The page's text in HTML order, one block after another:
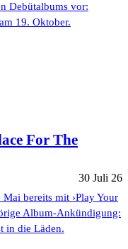
Debütalbums vor:
19. Oktober.
For The
30 Juli 26
bereits mit ›Play Your
Album-Ankündigung:
in die Läden.